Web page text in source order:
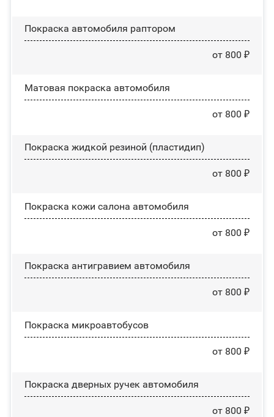
Покраска автомобиля раптором
от 800 ₽
Матовая покраска автомобиля
от 800 ₽
Покраска жидкой резиной (пластидип)
от 800 ₽
Покраска кожи салона автомобиля
от 800 ₽
Покраска антигравием автомобиля
от 800 ₽
Покраска микроавтобусов
от 800 ₽
Покраска дверных ручек автомобиля
от 800 ₽